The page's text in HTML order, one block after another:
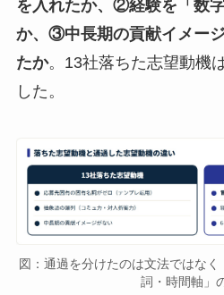
を入れたか、②経験を「数
か、③中長期の貢献イメー
たか。13社落ちた志望動機
した。
図：通過を分けたのは文法ではな
詞・時間軸」